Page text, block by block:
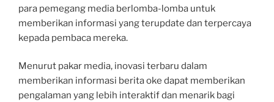
para pemegang media berlomba-lomba untuk
memberikan informasi yang terupdate dan terpercaya
kepada pembaca mereka.
Menurut pakar media, inovasi terbaru dalam
memberikan informasi berita oke dapat memberikan
pengalaman yang lebih interaktif dan menarik bagi